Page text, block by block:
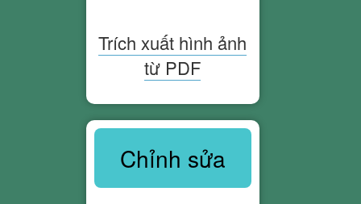
Trích xuất hình ảnh
từ PDF
Chỉnh sửa